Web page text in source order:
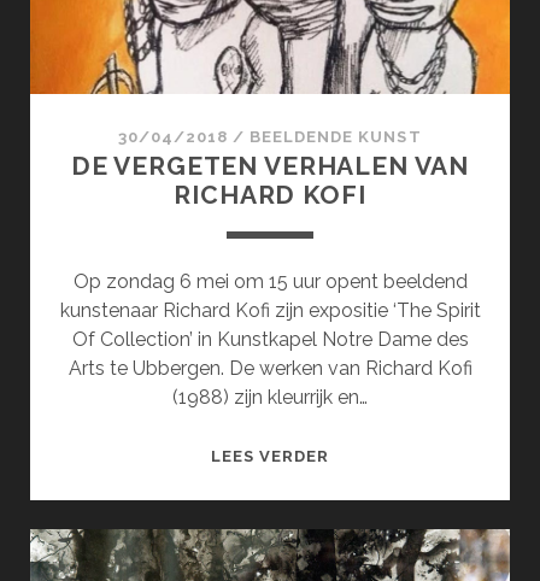
30/04/2018 / BEELDENDE KUNST
DE VERGETEN VERHALEN VAN
RICHARD KOFI
Op zondag 6 mei om 15 uur opent beeldend
kunstenaar Richard Kofi zijn expositie ‘The Spirit
Of Collection’ in Kunstkapel Notre Dame des
Arts te Ubbergen. De werken van Richard Kofi
(1988) zijn kleurrijk en…
LEES VERDER
VAN
RICHARD